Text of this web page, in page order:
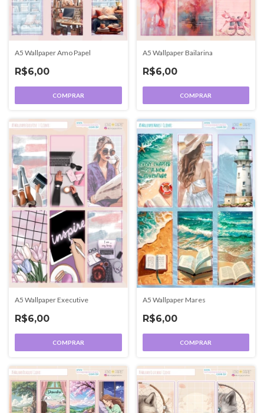
A5 Wallpaper Amo Papel
R$6,00
COMPRAR
A5 Wallpaper Bailarina
R$6,00
COMPRAR
A5 Wallpaper Executive
R$6,00
COMPRAR
A5 Wallpaper Mares
R$6,00
COMPRAR